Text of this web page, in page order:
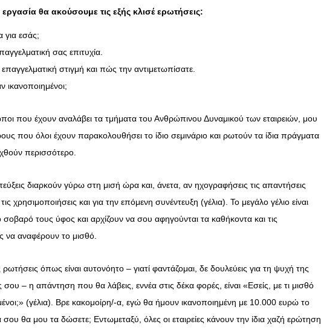
εργασία θα ακούσουμε τις εξής κλισέ ερωτήσεις:
για εσάς;
σας επιτυχία.
στιγμή και πώς την αντιμετωπίσατε.
ικανοποιημένοι;
που έχουν αναλάβει τα τμήματα του Ανθρώπινου Δυναμικού των εταιρειών, μου
που όλοι έχουν παρακολουθήσει το ίδιο σεμινάριο και ρωτούν τα ίδια πράγματα
περισσότερο.
διαρκούν γύρω στη μισή ώρα και, άνετα, αν ηχογραφήσεις τις απαντήσεις
χρησιμοποιήσεις και για την επόμενη συνέντευξη (γέλια). Το μεγάλο γέλιο είναι
τους ύφος και αρχίζουν να σου αφηγούνται τα καθήκοντα και τις
να αναφέρουν το μισθό.
όπως είναι αυτονόητο – γιατί φαντάζομαι, δε δουλεύεις για τη ψυχή της
– η απάντηση που θα λάβεις, εννέα στις δέκα φορές, είναι «Εσείς, με τι μισθό
(γέλια). Βρε κακομοίρη/-α, εγώ θα ήμουν ικανοποιημένη με 10.000 ευρώ το
σου θα μου τα δώσετε; Εντωμεταξύ, όλες οι εταιρείες κάνουν την ίδια χαζή ερώτηση